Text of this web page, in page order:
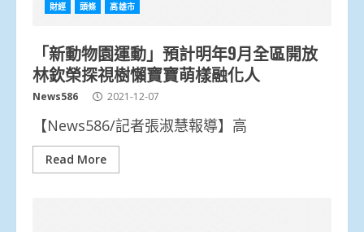
財經 頭條 高雄市
「新動物園運動」預計明年9月全區開放
林欽榮探視樹懶寶寶萌樣融化人
News586 2021-12-07
【News586/記者張淑慧報導】高
Read More